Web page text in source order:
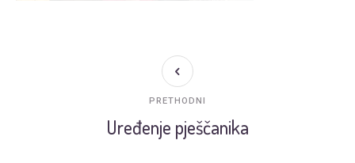
Uređenje pješčanika
PRETHODNI